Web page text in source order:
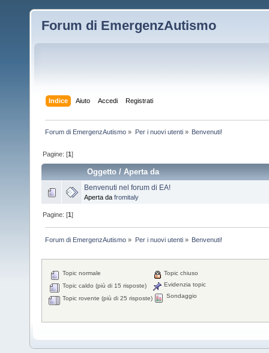
Forum di EmergenzAutismo
Indice Aiuto Accedi Registrati
Forum di EmergenzAutismo » Per i nuovi utenti» Benvenuti!
Pagine: [1]
Oggetto /Aperta da
Benvenuti nel forum di EA!
Aperta da fromitaly
Pagine: [1]
Forum di EmergenzAutismo » Per i nuovi utenti» Benvenuti!
Topic normale
Topic caldo (più di 15 risposte)
Topic rovente (più di 25 risposte)
Topic chiuso
Evidenzia topic
Sondaggio